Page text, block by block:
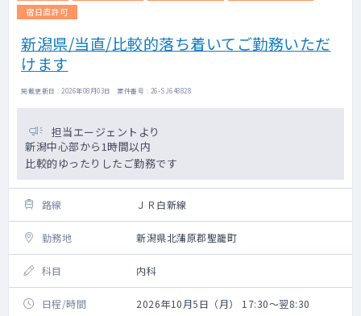
宿日直許可
新潟県/当直/比較的落ち着いてご勤務いただ
けます
掲載更新日 : 2026年08月03日 案件番号 : 26-SJ648828
担当エージェントより
新潟中心部から1時間以内
比較的ゆったりしたご勤務です
路線 ＪＲ白新線
勤務地 新潟県北蒲原郡聖籠町
科目 内科
日程/時間 2026年10月5日（月） 17:30～翌8:30